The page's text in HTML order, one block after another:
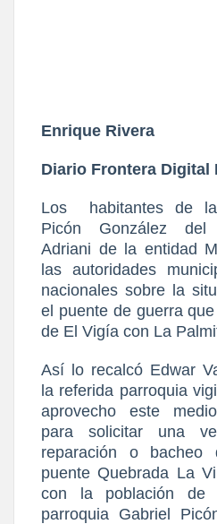
Enrique Rivera
Diario Frontera Digital
Los
habitantes de
Picón González del
Adriani de la entidad
las autoridades
nacionales sobre la
el puente de guerra
de El Vigía con La
Así lo recalcó Edwar
la referida parroquia
aprovecho este
para solicitar una
reparación o
puente Quebrada La
con la población
parroquia Gabriel